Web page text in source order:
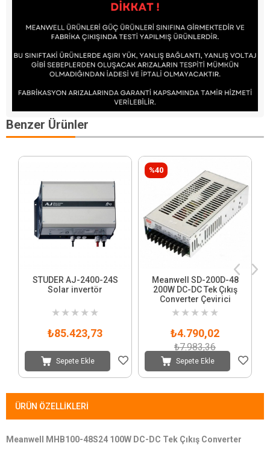
Benzer Ürünler
STUDER AJ-2400-24S
Solar invertör
★ ★ ★ ★ ★
₺85.423,73
Sepete Ekle
Meanwell SD-200D-48
200W DC-DC Tek Çıkış
Converter Çevirici
★ ★ ★ ★ ★
₺4.790,02
₺7.983,36
Sepete Ekle
%40
ÜRÜN ÖZELLIKLERI
Meanwell MHB100-48S24 100W DC-DC Tek Çıkış Converter